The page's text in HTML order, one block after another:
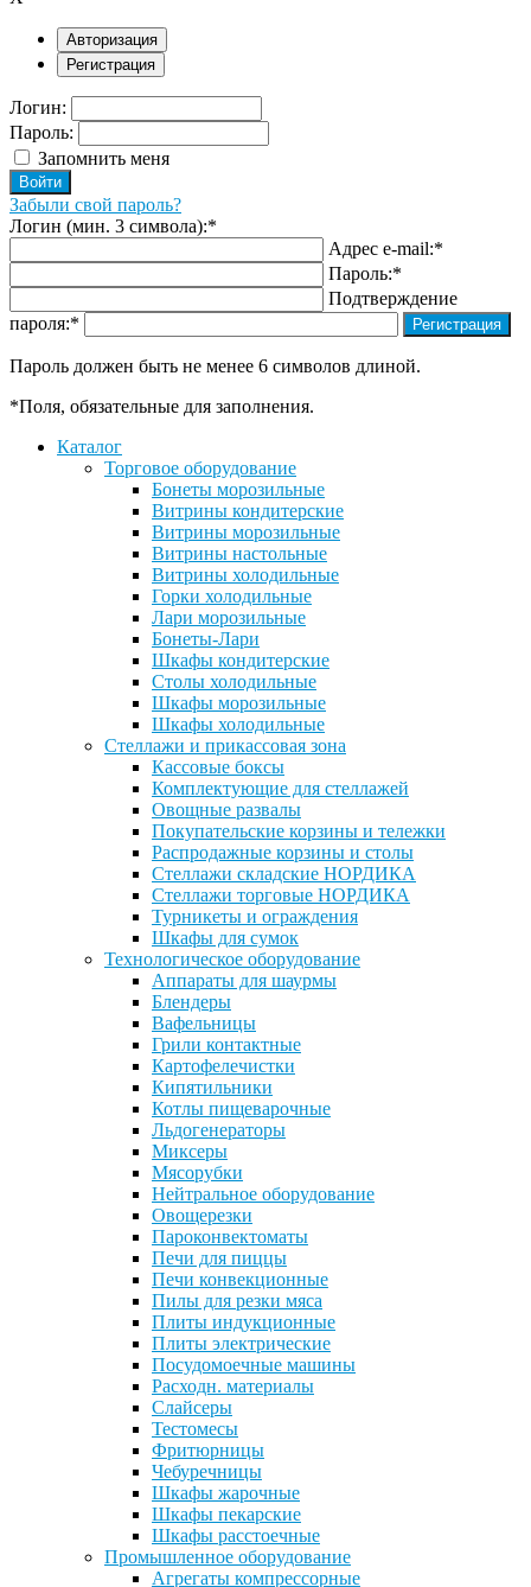
Авторизация
Регистрация
Логин:
Пароль:
Запомнить меня
Забыли свой пароль?
Логин (мин. 3 символа):*
Адрес e-mail:*
Пароль:*
Подтверждение
пароля:*
Пароль должен быть не менее 6 символов длиной.
*Поля, обязательные для заполнения.
Каталог
Торговое оборудование
Бонеты морозильные
Витрины кондитерские
Витрины морозильные
Витрины настольные
Витрины холодильные
Горки холодильные
Лари морозильные
Бонеты-Лари
Шкафы кондитерские
Столы холодильные
Шкафы морозильные
Шкафы холодильные
Стеллажи и прикассовая зона
Кассовые боксы
Комплектующие для стеллажей
Овощные развалы
Покупательские корзины и тележки
Распродажные корзины и столы
Стеллажи складские НОРДИКА
Стеллажи торговые НОРДИКА
Турникеты и ограждения
Шкафы для сумок
Технологическое оборудование
Аппараты для шаурмы
Блендеры
Вафельницы
Грили контактные
Картофелечистки
Кипятильники
Котлы пищеварочные
Льдогенераторы
Миксеры
Мясорубки
Нейтральное оборудование
Овощерезки
Пароконвектоматы
Печи для пиццы
Печи конвекционные
Пилы для резки мяса
Плиты индукционные
Плиты электрические
Посудомоечные машины
Расходн. материалы
Слайсеры
Тестомесы
Фритюрницы
Чебуречницы
Шкафы жарочные
Шкафы пекарские
Шкафы расстоечные
Промышленное оборудование
Агрегаты компрессорные